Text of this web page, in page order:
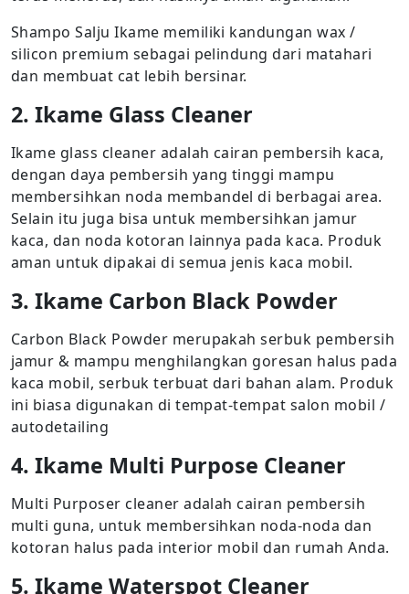
Shampo Salju Ikame memiliki kandungan wax /
silicon premium sebagai pelindung dari matahari
dan membuat cat lebih bersinar.
2. Ikame Glass Cleaner
Ikame glass cleaner adalah cairan pembersih kaca,
dengan daya pembersih yang tinggi mampu
membersihkan noda membandel di berbagai area.
Selain itu juga bisa untuk membersihkan jamur
kaca, dan noda kotoran lainnya pada kaca. Produk
aman untuk dipakai di semua jenis kaca mobil.
3. Ikame Carbon Black Powder
Carbon Black Powder merupakah serbuk pembersih
jamur & mampu menghilangkan goresan halus pada
kaca mobil, serbuk terbuat dari bahan alam. Produk
ini biasa digunakan di tempat-tempat salon mobil /
autodetailing
4. Ikame Multi Purpose Cleaner
Multi Purposer cleaner adalah cairan pembersih
multi guna, untuk membersihkan noda-noda dan
kotoran halus pada interior mobil dan rumah Anda.
5. Ikame Waterspot Cleaner